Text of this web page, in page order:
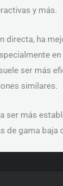
y más.
directa, ha
ser más
similares.
ser más
de gama